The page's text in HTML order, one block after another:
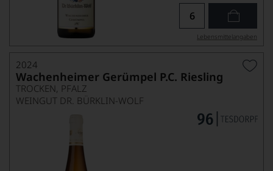
Lebensmittel­angaben
2024
Wachenheimer Gerümpel P.C. Riesling
TROCKEN, PFALZ
WEINGUT DR. BÜRKLIN-WOLF